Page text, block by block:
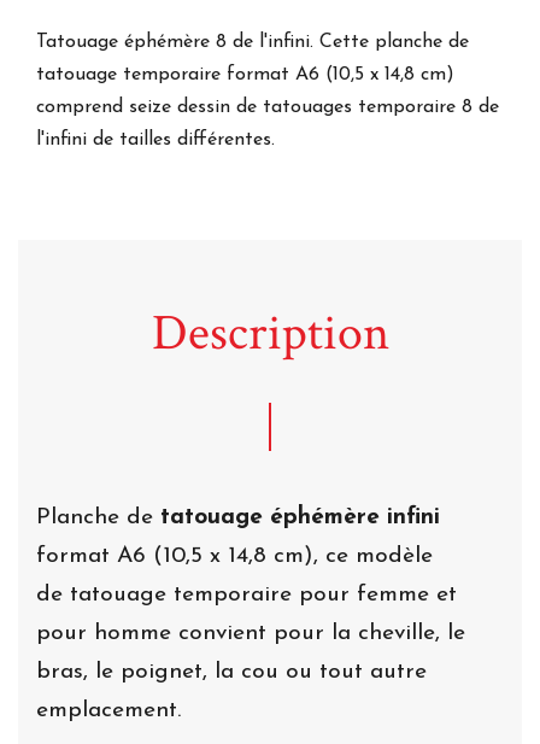
Tatouage éphémère 8 de l'infini. Cette planche de
tatouage temporaire format A6 (10,5 x 14,8 cm)
comprend seize dessin de tatouages temporaire 8 de
l'infini de tailles différentes.
Description
Planche de tatouage éphémère infini
format A6 (10,5 x 14,8 cm), ce modèle
de tatouage temporaire pour femme et
pour homme convient pour la cheville, le
bras, le poignet, la cou ou tout autre
emplacement.